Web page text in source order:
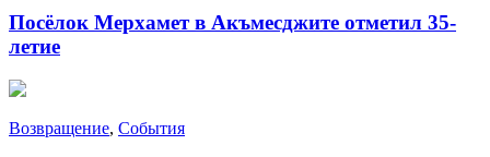
Посёлок Мерхамет в Акъмесджите отметил 35-
летие
Возвращение, События